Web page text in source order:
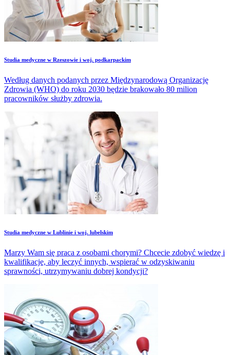
Studia medyczne w Rzeszowie i woj. podkarpackim
Według danych podanych przez Międzynarodową Organizację
Zdrowia (WHO) do roku 2030 będzie brakowało 80 milion
pracowników służby zdrowia.
Studia medyczne w Lublinie i woj. lubelskim
Marzy Wam się praca z osobami chorymi? Chcecie zdobyć wiedzę i
kwalifikacje, aby leczyć innych, wspierać w odzyskiwaniu
sprawności, utrzymywaniu dobrej kondycji?